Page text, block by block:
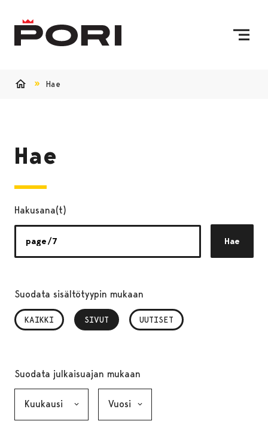
Hae
Hae
Hakusana(t)
Hae
Suodata sisältötyypin mukaan
KAIKKI SIVUT
, VALITTU UUTISET
Suodata julkaisuajan mukaan